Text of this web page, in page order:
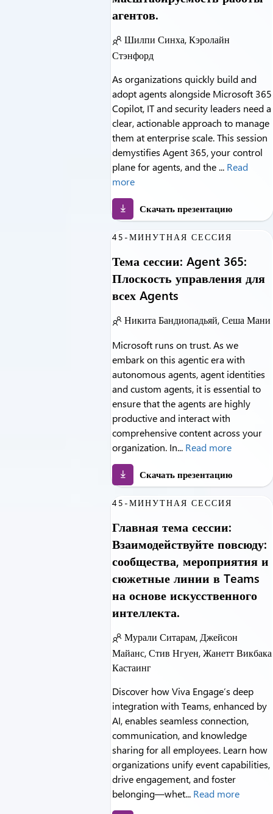
агентов.
Шилпи Синха, Кэролайн
Стэнфорд
As organizations quickly build and
adopt agents alongside Microsoft 365
Copilot, IT and security leaders need a
clear, actionable approach to manage
them at enterprise scale. This session
demystifies Agent 365, your control
plane for agents, and the ... Read
more
Скачать презентацию
45-МИНУТНАЯ СЕССИЯ
Тема сессии: Agent 365:
Плоскость управления для
всех Agents
Никита Бандиопадьяй, Сеша Мани
Microsoft runs on trust. As we
embark on this agentic era with
autonomous agents, agent identities
and custom agents, it is essential to
ensure that the agents are highly
productive and interact with
comprehensive content across your
organization. In... Read more
Скачать презентацию
45-МИНУТНАЯ СЕССИЯ
Главная тема сессии:
Взаимодействуйте повсюду:
сообщества, мероприятия и
сюжетные линии в Teams
на основе искусственного
интеллекта.
Мурали Ситарам, Джейсон
Майанс, Стив Нгуен, Жанетт Викбака
Кастаинг
Discover how Viva Engage’s deep
integration with Teams, enhanced by
AI, enables seamless connection,
communication, and knowledge
sharing for all employees. Learn how
organizations unify event capabilities,
drive engagement, and foster
belonging—whet... Read more